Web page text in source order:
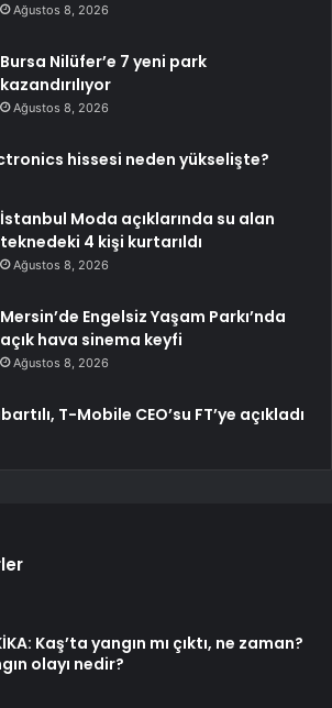
Ağustos 8, 2026
Bursa Nilüfer’e 7 yeni park
kazandırılıyor
Ağustos 8, 2026
hissesi neden yükselişte?
İstanbul Moda açıklarında su alan
teknedeki 4 kişi kurtarıldı
Ağustos 8, 2026
Mersin’de Engelsiz Yaşam Parkı’nda
açık hava sinema keyfi
Ağustos 8, 2026
T-Mobile CEO’su FT’ye açıkladı
Kaş’ta yangın mı çıktı, ne zaman?
olayı nedir?